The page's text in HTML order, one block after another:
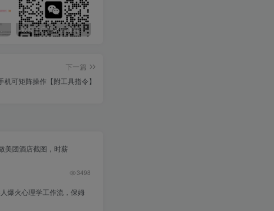
最新无广告水印课程资源 长期更新
下一篇
可矩阵操作【附工具指令】
美团酒店截图，时薪
3498
爆火心理学工作流，保姆